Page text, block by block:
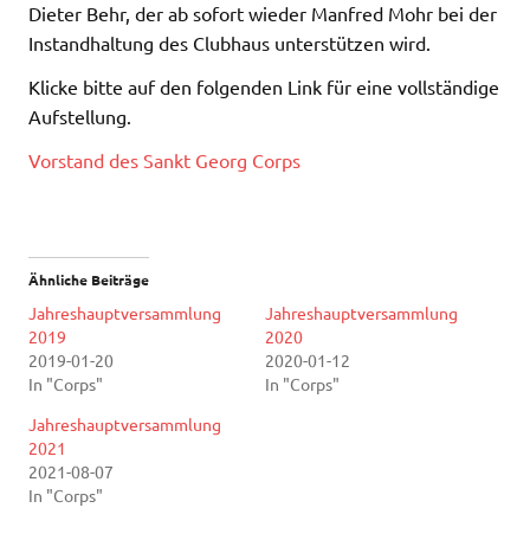
Dieter Behr, der ab sofort wieder Manfred Mohr bei der
Instandhaltung des Clubhaus unterstützen wird.
Klicke bitte auf den folgenden Link für eine vollständige
Aufstellung.
Vorstand des Sankt Georg Corps
Ähnliche Beiträge
Jahreshauptversammlung
2019
2019-01-20
In "Corps"
Jahreshauptversammlung
2020
2020-01-12
In "Corps"
Jahreshauptversammlung
2021
2021-08-07
In "Corps"